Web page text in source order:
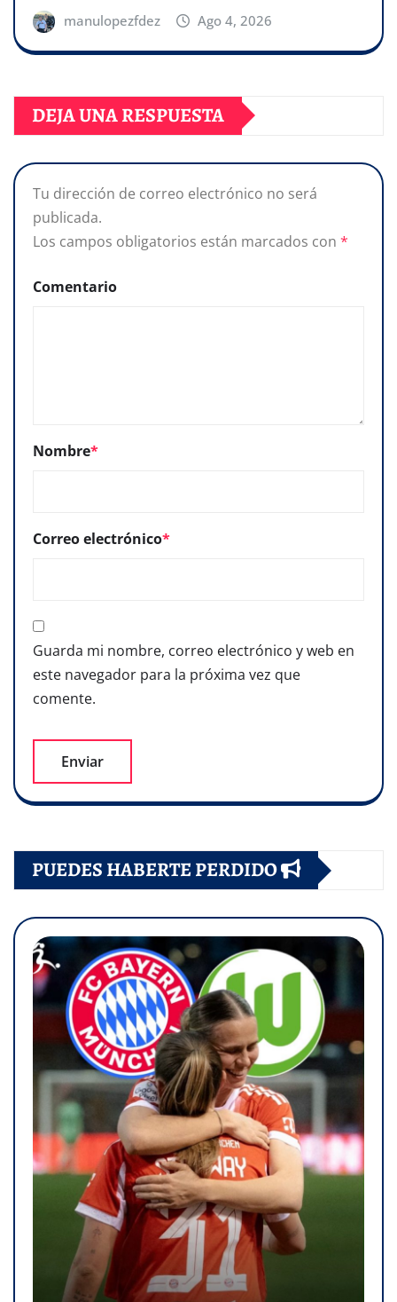
manulopezfdez Ago 4, 2026
DEJA UNA RESPUESTA
Tu dirección de correo electrónico no será
publicada.
Los campos obligatorios están marcados con *
Comentario
Nombre*
Correo electrónico*
Guarda mi nombre, correo electrónico y web en
este navegador para la próxima vez que
comente.
PUEDES HABERTE PERDIDO